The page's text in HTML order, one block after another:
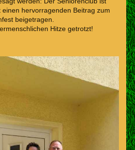
hervorragenden Beitrag zum
beigetragen.
Hitze getrotzt!